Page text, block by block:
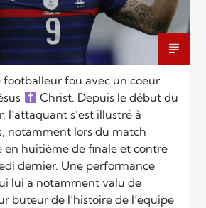
fou avec un coeur
Christ. Depuis le début du
l’attaquant s’est illustré à
notamment lors du match
en huitième de finale et contre
dernier. Une performance
lui a notamment valu de
buteur de l’histoire de l’équipe